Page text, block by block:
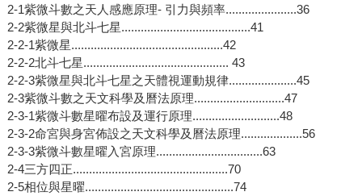
2-1紫微斗數之天人感應原理- 引力與頻率......................36
2-2紫微星與北斗七星........................................41
2-2-1紫微星...............................................42
2-2-2北斗七星............................................. 43
2-2-3紫微星與北斗七星之天體視運動規律.....................45
2-3紫微斗數之天文科學及曆法原理............................47
2-3-1紫微斗數星曜布設及運行原理...........................48
2-3-2命宮與身宮佈設之天文科學及曆法原理...................56
2-3-3紫微斗數星曜入宮原理.................................63
2-4三方四正................................................70
2-5相位與星曜..............................................74